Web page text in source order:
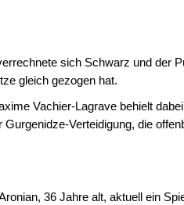
sich Schwarz und der
gleich gezogen hat.
Vachier-Lagrave behielt
Verteidigung, die
36 Jahre alt, aktuell ein